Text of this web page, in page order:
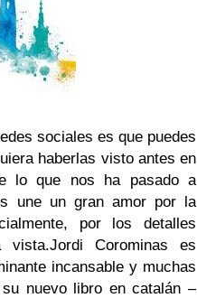
sociales es que puedes
haberlas visto antes en
lo que nos ha pasado a
une un gran amor por la
por los detalles
vista.Jordi Corominas es
incansable y muchas
nuevo libro en catalán ­–